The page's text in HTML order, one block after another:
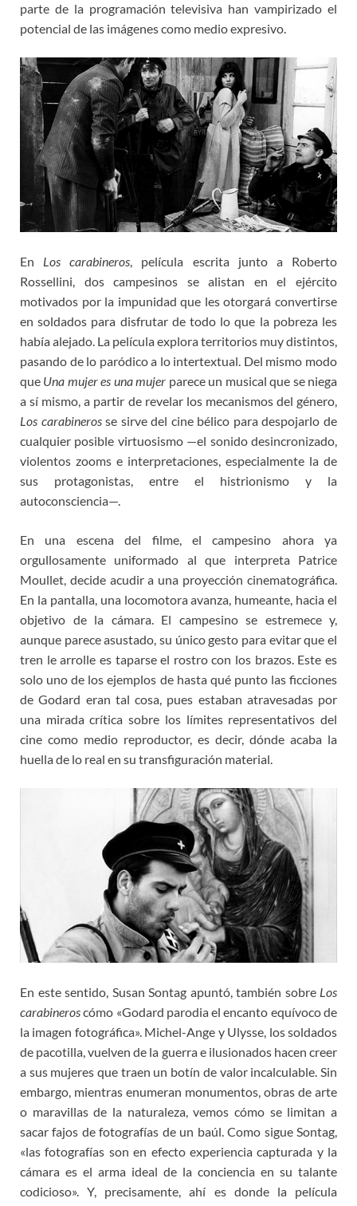
parte de la programación televisiva han vampirizado el
potencial de las imágenes como medio expresivo.
En Los carabineros, película escrita junto a Roberto
Rossellini, dos campesinos se alistan en el ejército
motivados por la impunidad que les otorgará convertirse
en soldados para disfrutar de todo lo que la pobreza les
había alejado. La película explora territorios muy distintos,
pasando de lo paródico a lo intertextual. Del mismo modo
que Una mujer es una mujer parece un musical que se niega
a sí mismo, a partir de revelar los mecanismos del género,
Los carabinerosse sirve del cine bélico para despojarlo de
cualquier posible virtuosismo —el sonido desincronizado,
violentos zooms e interpretaciones, especialmente la de
sus protagonistas, entre el histrionismo y la
autoconsciencia—.
En una escena del filme, el campesino ahora ya
orgullosamente uniformado al que interpreta Patrice
Moullet, decide acudir a una proyección cinematográfica.
En la pantalla, una locomotora avanza, humeante, hacia el
objetivo de la cámara. El campesino se estremece y,
aunque parece asustado, su único gesto para evitar que el
tren le arrolle es taparse el rostro con los brazos. Este es
solo uno de los ejemplos de hasta qué punto las ficciones
de Godard eran tal cosa, pues estaban atravesadas por
una mirada crítica sobre los límites representativos del
cine como medio reproductor, es decir, dónde acaba la
huella de lo real en su transfiguración material.
En este sentido, Susan Sontag apuntó, también sobreLos
carabineroscómo «Godard parodia el encanto equívoco de
la imagen fotográfica». Michel-Ange y Ulysse, los soldados
de pacotilla, vuelven de la guerra e ilusionados hacen creer
a sus mujeres que traen un botín de valor incalculable. Sin
embargo, mientras enumeran monumentos, obras de arte
o maravillas de la naturaleza, vemos cómo se limitan a
sacar fajos de fotografías de un baúl. Como sigue Sontag,
«las fotografías son en efecto experiencia capturada y la
cámara es el arma ideal de la conciencia en su talante
codicioso». Y, precisamente, ahí es donde la película